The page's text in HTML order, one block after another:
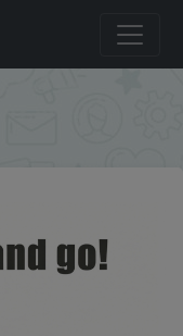
Sleeping Bag
Bag for